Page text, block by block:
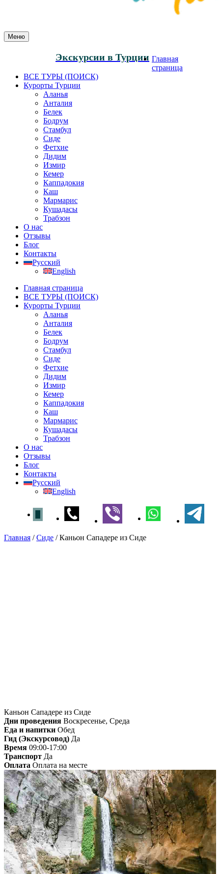
Меню
Экскурсии в Турции Главная
страница
ВСЕ ТУРЫ (ПОИСК)
Курорты Турции
Аланья
Анталия
Белек
Бодрум
Стамбул
Сиде
Фетхие
Дидим
Измир
Кемер
Каппадокия
Каш
Мармарис
Кушадасы
Трабзон
О нас
Отзывы
Блог
Контакты
Русский
English
Главная страница
ВСЕ ТУРЫ (ПОИСК)
Курорты Турции
Аланья
Анталия
Белек
Бодрум
Стамбул
Сиде
Фетхие
Дидим
Измир
Кемер
Каппадокия
Каш
Мармарис
Кушадасы
Трабзон
О нас
Отзывы
Блог
Контакты
Русский
English
Главная /Сиде /Каньон Сападере из Сиде
Каньон Сападере из Сиде
Дни проведения Воскресенье, Среда
Еда и напитки Обед
Гид (Экскурсовод) Да
Время 09:00-17:00
Транспорт Да
Оплата Оплата на месте